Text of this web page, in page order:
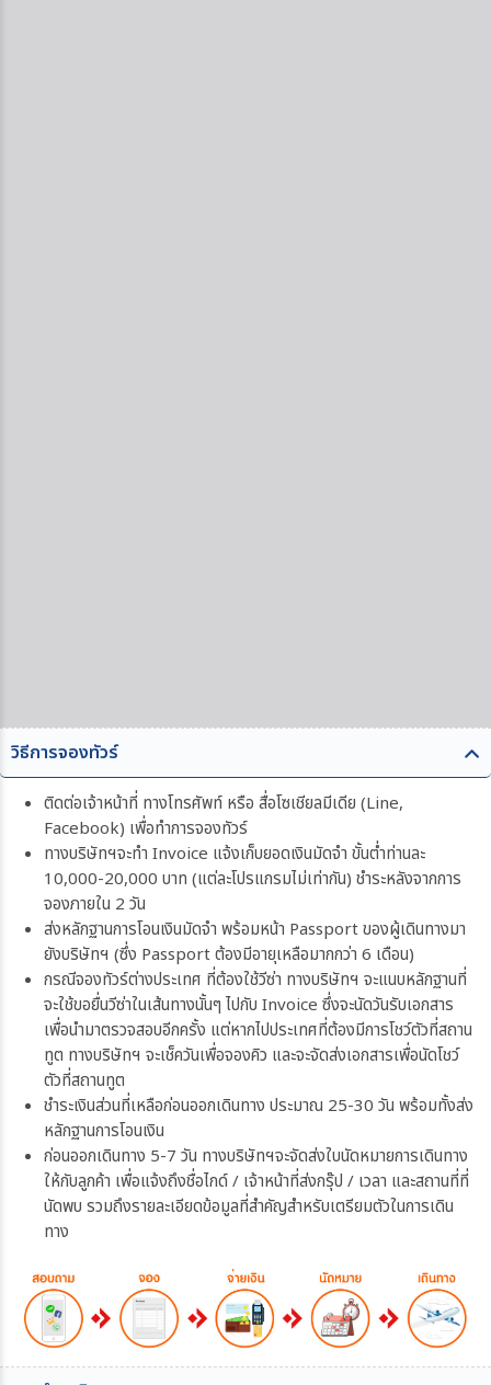
วิธีการจองทัวร์
ติดต่อเจ้าหน้าที่ ทางโทรศัพท์ หรือ สื่อโซเชียลมีเดีย (Line,
Facebook) เพื่อทำการจองทัวร์
ทางบริษัทฯจะทำ Invoice แจ้งเก็บยอดเงินมัดจำ ขั้นต่ำท่านละ
10,000-20,000 บาท (แต่ละโปรแกรมไม่เท่ากัน) ชำระหลังจากการ
จองภายใน 2 วัน
ส่งหลักฐานการโอนเงินมัดจำ พร้อมหน้า Passport ของผู้เดินทางมา
ยังบริษัทฯ (ซึ่ง Passport ต้องมีอายุเหลือมากกว่า 6 เดือน)
กรณีจองทัวร์ต่างประเทศ ที่ต้องใช้วีซ่า ทางบริษัทฯ จะแนบหลักฐานที่
จะใช้ขอยื่นวีซ่าในเส้นทางนั้นๆ ไปกับ Invoice ซึ่งจะนัดวันรับเอกสาร
เพื่อนำมาตรวจสอบอีกครั้ง แต่หากไปประเทศที่ต้องมีการโชว์ตัวที่สถาน
ทูต ทางบริษัทฯ จะเช็ควันเพื่อจองคิว และจะจัดส่งเอกสารเพื่อนัดโชว์
ตัวที่สถานทูต
ชำระเงินส่วนที่เหลือก่อนออกเดินทาง ประมาณ 25-30 วัน พร้อมทั้งส่ง
หลักฐานการโอนเงิน
ก่อนออกเดินทาง 5-7 วัน ทางบริษัทฯจะจัดส่งใบนัดหมายการเดินทาง
ให้กับลูกค้า เพื่อแจ้งถึงชื่อไกด์ / เจ้าหน้าที่ส่งกรุ๊ป / เวลา และสถานที่ที่
นัดพบ รวมถึงรายละเอียดข้อมูลที่สำคัญสำหรับเตรียมตัวในการเดิน
ทาง